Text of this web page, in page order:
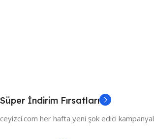
Süper İndirim Fırsatları
ceyizci.com her hafta yeni şok edici